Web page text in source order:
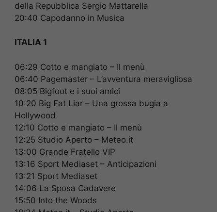
della Repubblica Sergio Mattarella
20:40 Capodanno in Musica
ITALIA 1
06:29 Cotto e mangiato – Il menù
06:40 Pagemaster – L’avventura meravigliosa
08:05 Bigfoot e i suoi amici
10:20 Big Fat Liar – Una grossa bugia a
Hollywood
12:10 Cotto e mangiato – Il menù
12:25 Studio Aperto – Meteo.it
13:00 Grande Fratello VIP
13:16 Sport Mediaset – Anticipazioni
13:21 Sport Mediaset
14:06 La Sposa Cadavere
15:50 Into the Woods